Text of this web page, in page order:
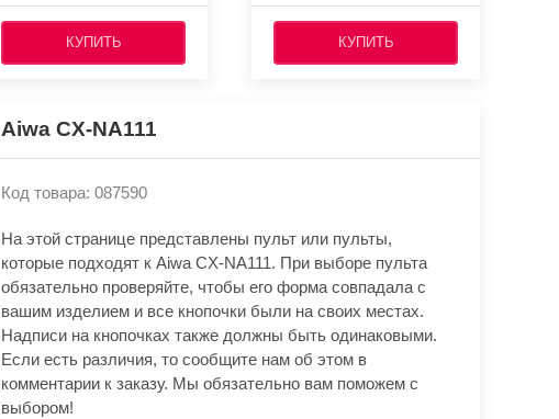
КУПИТЬ КУПИТЬ
Aiwa CX-NA111
Код товара: 087590
На этой странице представлены пульт или пульты,
которые подходят к Aiwa CX-NA111. При выборе пульта
обязательно проверяйте, чтобы его форма совпадала с
вашим изделием и все кнопочки были на своих местах.
Надписи на кнопочках также должны быть одинаковыми.
Если есть различия, то сообщите нам об этом в
комментарии к заказу. Мы обязательно вам поможем с
выбором!